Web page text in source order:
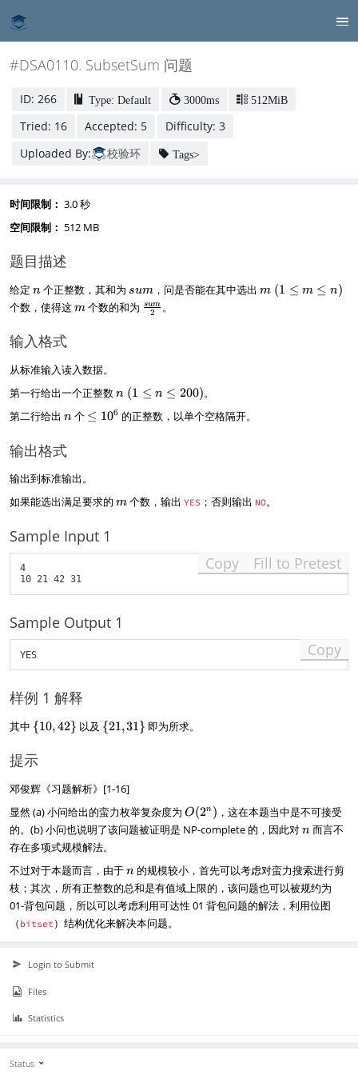
#DSA0110. SubsetSum 问题
ID: 266 Type: Default 3000ms 512MiB
Tried: 16 Accepted: 5
Difficulty: 3
Uploaded By:
校验环 Tags>
时间限制： 3.0 秒
空间限制： 512 MB
题目描述
给定n
n 个正整数，其和为s
u
m
sum ，问是否能在其中选出m
m (1 ≤ m ≤ n)
个数，使得这m
m 个数的和为 \f
u
}
2
sum 。
输入格式
从标准输入读入数据。
第一行给出一个正整数n
~
(
\
2
)
n (1 ≤ n ≤ 200)。
第二行给出n
n 个 \
6
≤ 106 的正整数，以单个空格隔开。
输出格式
输出到标准输出。
如果能选出满足要求的m
m 个数，输出YES ；否则输出 NO。
Sample Input 1
4
10 21 42 31
Copy Fill to Pretest
Sample Output 1
YES Copy
样例 1 解释
其中 \
1
0
,
4
2
\
}
{10,42} 以及 \
,
3
1
\
}
{21,31} 即为所求。
提示
邓俊辉《习题解析》[1-16]
显然 (a) 小问给出的蛮力枚举复杂度为O
(
n
)
O(2n ) ，这在本题当中是不可接受
的。(b) 小问也说明了该问题被证明是 NP-complete 的，因此对n
n 而言不
存在多项式规模解法。
不过对于本题而言，由于n
n 的规模较小，首先可以考虑对蛮力搜索进行剪
枝；其次，所有正整数的总和是有值域上限的，该问题也可以被规约为
01-背包问题，所以可以考虑利用可达性 01 背包问题的解法，利用位图
（ bitset ）结构优化来解决本问题。
Login to Submit
Files
Statistics
Status